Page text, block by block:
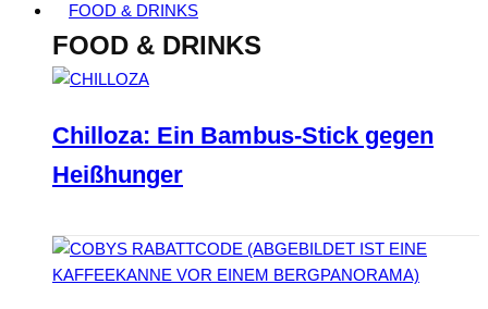
FOOD & DRINKS
FOOD & DRINKS
Chilloza: Ein Bambus-Stick gegen
Heißhunger